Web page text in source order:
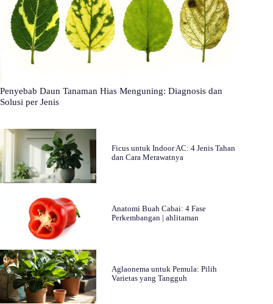
Penyebab Daun Tanaman Hias Menguning: Diagnosis dan
Solusi per Jenis
Ficus untuk Indoor AC: 4 Jenis Tahan
dan Cara Merawatnya
Anatomi Buah Cabai: 4 Fase
Perkembangan | ahlitaman
Aglaonema untuk Pemula: Pilih
Varietas yang Tangguh